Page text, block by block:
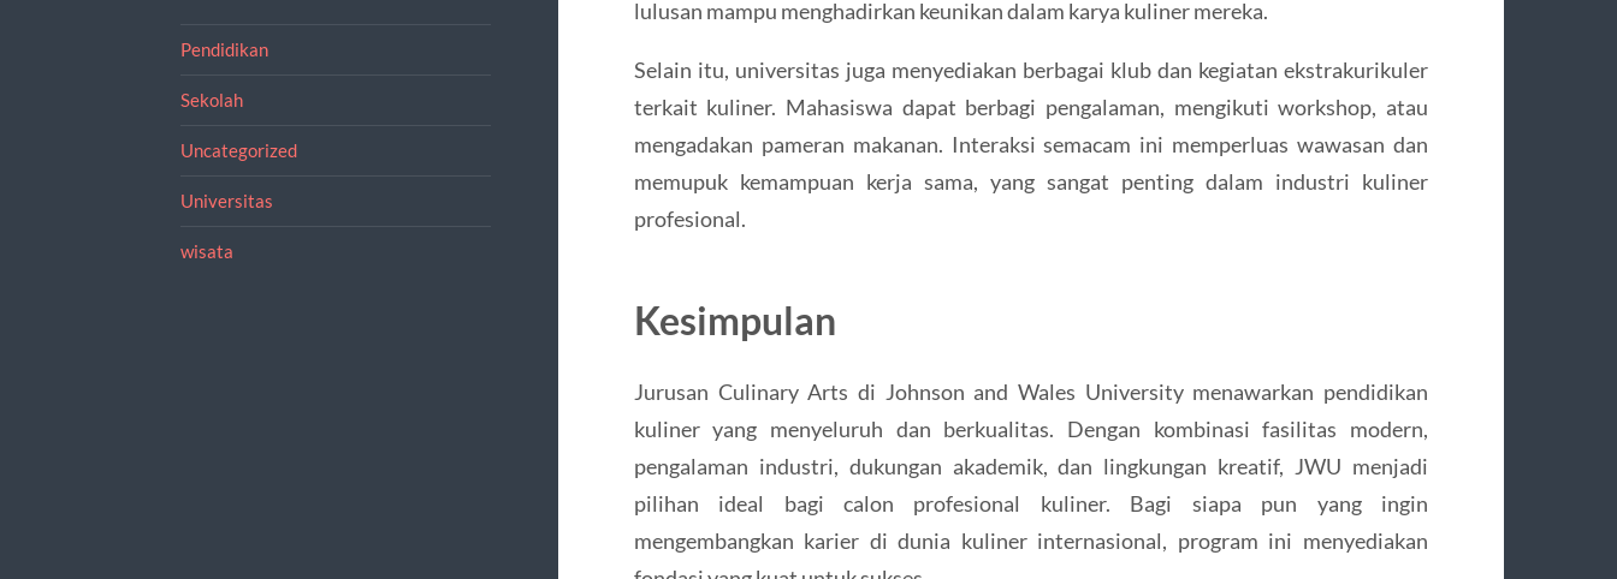
Pendidikan
Sekolah
Uncategorized
Universitas
wisata
lulusan mampu menghadirkan keunikan dalam karya kuliner mereka.
Selain itu, universitas juga menyediakan berbagai klub dan kegiatan ekstrakurikuler
terkait kuliner. Mahasiswa dapat berbagi pengalaman, mengikuti workshop, atau
mengadakan pameran makanan. Interaksi semacam ini memperluas wawasan dan
memupuk kemampuan kerja sama, yang sangat penting dalam industri kuliner
profesional.
Kesimpulan
Jurusan Culinary Arts di Johnson and Wales University menawarkan pendidikan
kuliner yang menyeluruh dan berkualitas. Dengan kombinasi fasilitas modern,
pengalaman industri, dukungan akademik, dan lingkungan kreatif, JWU menjadi
pilihan ideal bagi calon profesional kuliner. Bagi siapa pun yang ingin
mengembangkan karier di dunia kuliner internasional, program ini menyediakan